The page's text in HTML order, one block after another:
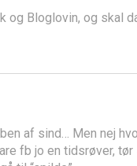
og Bloglovin, og skal
af sind… Men nej
fb jo en tidsrøver,